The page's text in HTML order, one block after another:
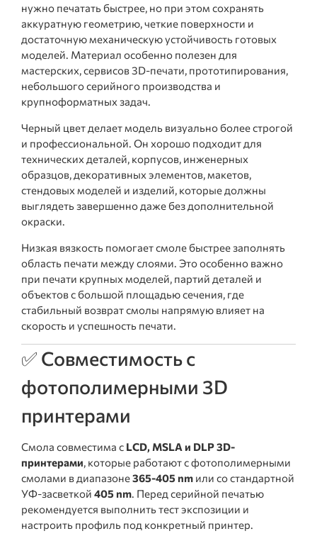
нужно печатать быстрее, но при этом сохранять
аккуратную геометрию, четкие поверхности и
достаточную механическую устойчивость готовых
моделей. Материал особенно полезен для
мастерских, сервисов 3D-печати, прототипирования,
небольшого серийного производства и
крупноформатных задач.
Черный цвет делает модель визуально более строгой
и профессиональной. Он хорошо подходит для
технических деталей, корпусов, инженерных
образцов, декоративных элементов, макетов,
стендовых моделей и изделий, которые должны
выглядеть завершенно даже без дополнительной
окраски.
Низкая вязкость помогает смоле быстрее заполнять
область печати между слоями. Это особенно важно
при печати крупных моделей, партий деталей и
объектов с большой площадью сечения, где
стабильный возврат смолы напрямую влияет на
скорость и успешность печати.
✅ Совместимость с
фотополимерными 3D
принтерами
Смола совместима с LCD, MSLA и DLP 3D-
принтерами, которые работают с фотополимерными
смолами в диапазоне365-405 nm или со стандартной
УФ-засветкой 405 nm. Перед серийной печатью
рекомендуется выполнить тест экспозиции и
настроить профиль под конкретный принтер.